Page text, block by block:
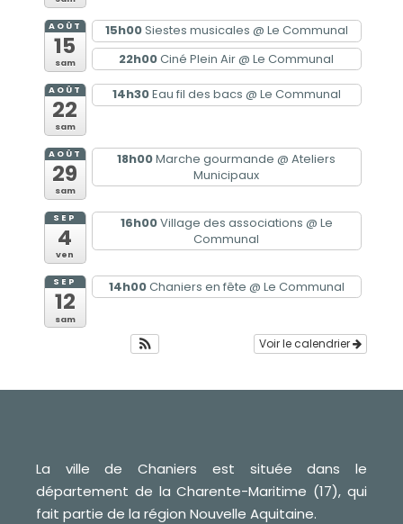
AOÛT
15
sam
15h00Siestes musicales @ Le Communal
22h00Ciné Plein Air @ Le Communal
AOÛT
22
sam
14h30Eau fil des bacs @ Le Communal
AOÛT
29
sam
18h00Marche gourmande @ Ateliers
Municipaux
SEP
4
ven
16h00Village des associations @ Le
Communal
SEP
12
sam
14h00Chaniers en fête @ Le Communal
Voir le calendrier
La ville de Chaniers est située dans le
département de la Charente-Maritime (17), qui
fait partie de la région Nouvelle Aquitaine.